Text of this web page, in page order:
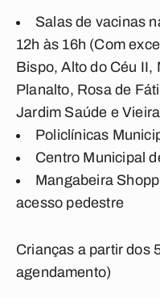
Salas de vacinas
12h às 16h (Com
Bispo, Alto do Céu II,
Planalto, Rosa de
Jardim Saúde e
Policlínicas
Centro Municipal
Mangabeira
acesso pedestre
Crianças a partir dos
agendamento)